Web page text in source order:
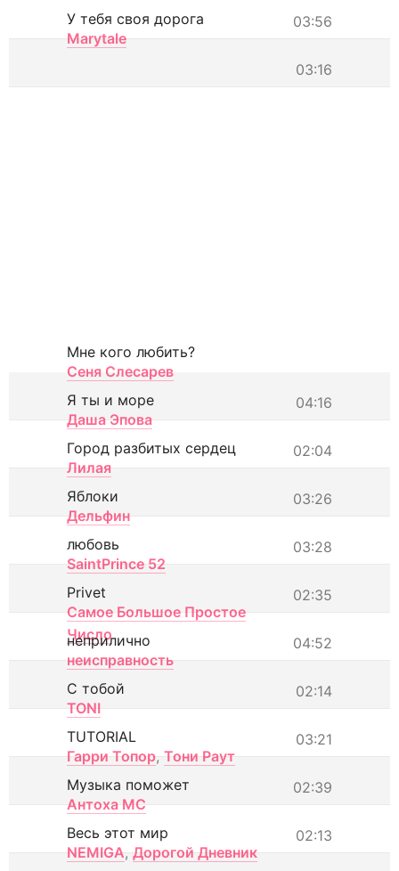
03:56
У тебя своя дорога
Marytale
03:16
Мне кого любить?
Сеня Слесарев
04:16
Я ты и море
Даша Эпова
02:04
Город разбитых сердец
Лилая
03:26
Яблоки
Дельфин
03:28
любовь
SaintPrince 52
02:35
Privet
Самое Большое Простое
Число
04:52
неприлично
неисправность
02:14
С тобой
TONI
03:21
TUTORIAL
Гарри Топор, Тони Раут
02:39
Музыка поможет
Антоха МС
02:13
Весь этот мир
NEMIGA, Дорогой Дневник